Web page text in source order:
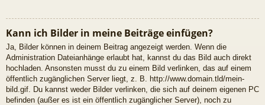
Kann ich Bilder in meine Beiträge einfügen?
Ja, Bilder können in deinem Beitrag angezeigt werden. Wenn die
Administration Dateianhänge erlaubt hat, kannst du das Bild auch direkt
hochladen. Ansonsten musst du zu einem Bild verlinken, das auf einem
öffentlich zugänglichen Server liegt, z. B. http://www.domain.tld/mein-
bild.gif. Du kannst weder Bilder verlinken, die sich auf deinem eigenen PC
befinden (außer es ist ein öffentlich zugänglicher Server), noch zu